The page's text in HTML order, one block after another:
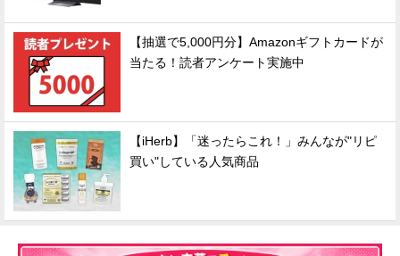
【抽選で5,000円分】Amazonギフトカードが
当たる！読者アンケート実施中
【iHerb】「迷ったらこれ！」みんなが"リピ
買い"している人気商品